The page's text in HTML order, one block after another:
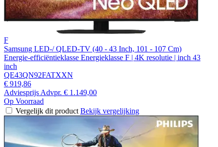
F
Samsung LED-/ QLED-TV (40 - 43 Inch, 101 - 107 Cm)
Energie-efficiëntieklasse Energieklasse F | 4K resolutie | inch 43
inch
QE43QN92FATXXN
€ 919,86
Adviesprijs Advpr. € 1.149,00
Op Voorraad
Vergelijk dit product Bekijk vergelijking